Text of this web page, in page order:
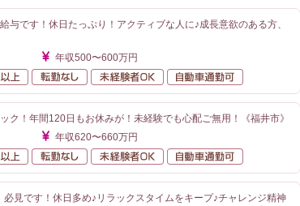
与です！休日たっぷり！アクティブな人に♪成長意欲のある方、
年収500〜600万円
年間休日120日以上
転勤なし 未経験者OK
ク！年間120日もお休みが！未経験でも心配ご無用！《福井市》
年収620〜660万円
年間休日120日以上
転勤なし 未経験者OK
見です！休日多め♪リラックスタイムをキープ♪チャレンジ精神